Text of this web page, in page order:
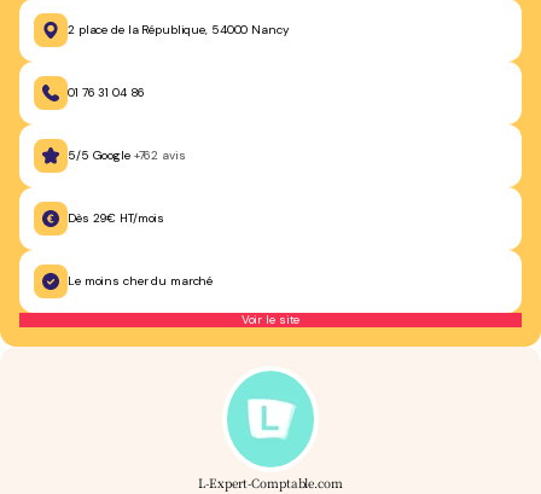
2 place de la République, 54000 Nancy
01 76 31 04 86
5/5 Google +762 avis
Dès 29€ HT/mois
Le moins cher du marché
Voir le site
L-Expert-Comptable.com